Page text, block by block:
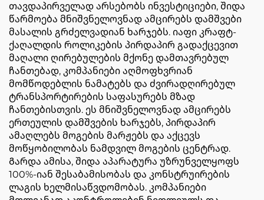
თავდაპირველად არსებობს ინვესტიციები, შიდა
წარმოება მნიშვნელოვნად ამცირებს დამშვები
მასალის გრძელვადიან ხარჯებს. იაფი კრაფტ-
ქაღალდის როლიკების პირდაპირ გადაქცევით
მაღალი ღირებულების მქონე დამთავრებულ
ჩანთებად, კომპანიები აღმოფხვრიან
მომწოდებლის ნამატებს და ძვირადღირებულ
ტრანსპორტირების საფასურებს მზად
ჩანთებისთვის. ეს მნიშვნელოვნად ამცირებს
ერთეულის დამშვების ხარჯებს, პირდაპირ
ამაღლებს მოგების მარჟებს და აქცევს
მოწყობილობას ნამდვილ მოგების ცენტრად.
Გარდა ამისა, შიდა აპარატურა უზრუნველყოფს
100%-იან შესაბამისობას და კონსტრუირების
ლაგის ხელმისაწვდომობას. კომპანიები